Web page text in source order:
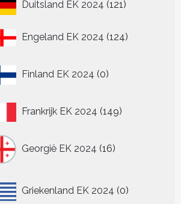
Duitsland EK 2024 121
Engeland EK 2024 124124
Finland EK 2024 0
producten
Frankrijk EK 2024 149149
Georgië EK 2024 16
producten
Griekenland EK 2024 0
producten